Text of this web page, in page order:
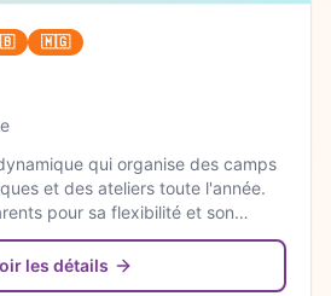
🇲🇬
qui organise des camps
et des ateliers toute l'année.
pour sa flexibilité et son
jeux, sciences et arts.
les détails